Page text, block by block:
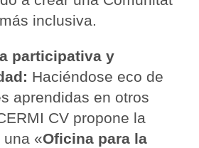
inclusiva.
participativa y
Haciéndose eco de
aprendidas en otros
CV propone la
una «Oficina para la